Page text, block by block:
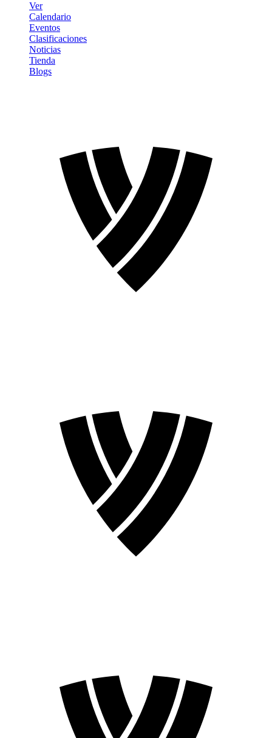
Ver
Calendario
Eventos
Clasificaciones
Noticias
Tienda
Blogs